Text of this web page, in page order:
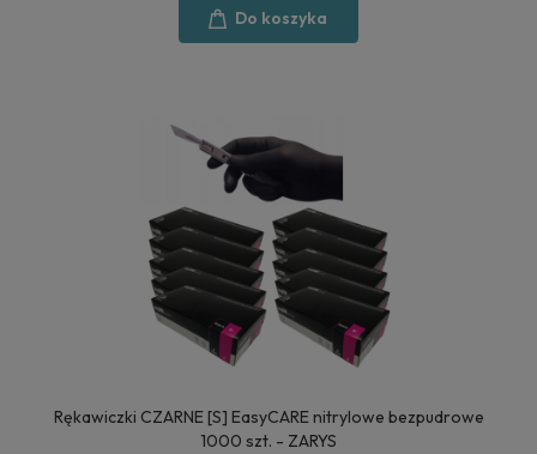
Do koszyka
Rękawiczki CZARNE [S] EasyCARE nitrylowe bezpudrowe
1000 szt. - ZARYS